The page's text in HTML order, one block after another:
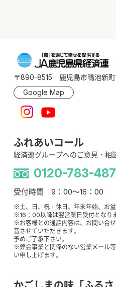
〒890-8515 鹿児島市鴨池新町
Google Map
ふれあいコール
経済連グループへのご意見・相
0120-783-487
受付時間 9：00～16：00
※土、日、祝・休日、年末年始、お盆
※16：00以降は翌営業日受付となり
※お客様との通話内容は、お問い合
音させていただきます。
予めご了承下さい。
※弊会事業と関係のない営業メール
い申し上げます。